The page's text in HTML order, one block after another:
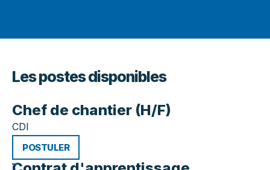
Les postes disponibles
Chef de chantier (H/F)
CDI
POSTULER